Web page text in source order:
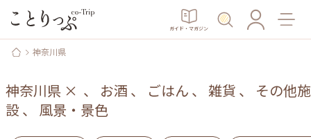
ガイド・マガジン
神奈川県
神奈川県 × 、 お酒 、 ごはん 、 雑貨 、 その他施
設、 風景・景色